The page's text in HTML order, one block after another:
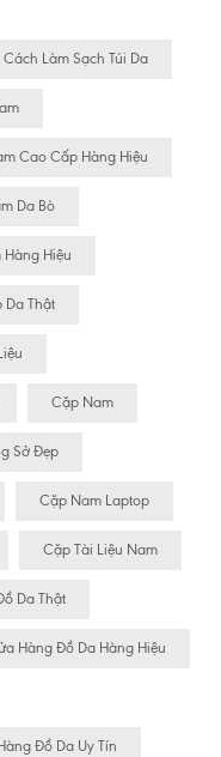
Cách Làm Sạch Túi Da
Cao Cấp Hàng Hiệu
Da Bò
Hiệu
Da Thật
Cặp Nam
Sở Đẹp
Cặp Nam Laptop
Cặp Tài Liệu Nam
Da Thật
Hàng Đồ Da Hàng Hiệu
Đồ Da Uy Tín